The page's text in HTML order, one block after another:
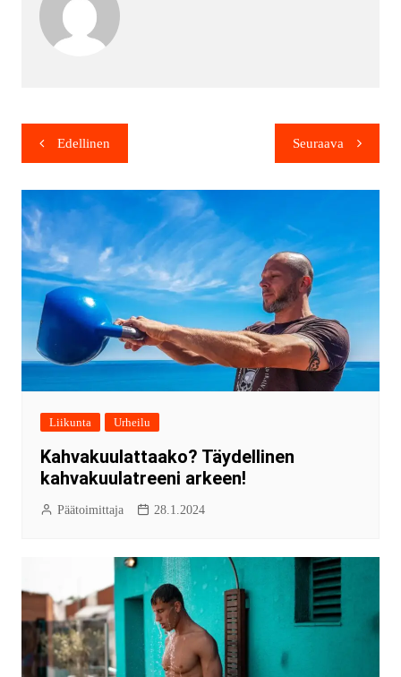
Edellinen Seuraava
Liikunta Urheilu
Kahvakuulattaako? Täydellinen
kahvakuulatreeni arkeen!
Päätoimittaja 28.1.2024